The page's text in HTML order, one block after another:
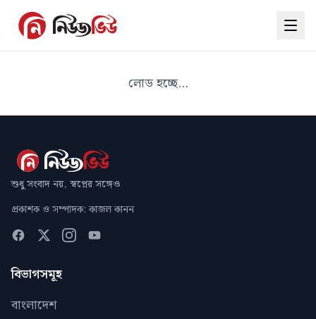
লোড হচ্ছে...
শুধু সংবাদ নয়, স্বপ্নের সঙ্গেও
প্রকাশক ও সম্পাদক: কাজল কানন
বিভাগসমূহ
বাংলাদেশ